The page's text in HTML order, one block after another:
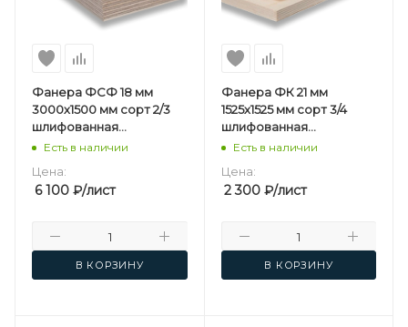
Фанера ФСФ 18 мм
3000х1500 мм сорт 2/3
шлифованная
березовая
Есть в наличии
Цена:
6 100 ₽/лист
В КОРЗИНУ
Фанера ФК 21 мм
1525х1525 мм сорт 3/4
шлифованная
березовая
Есть в наличии
Цена:
2 300₽/лист
В КОРЗИНУ